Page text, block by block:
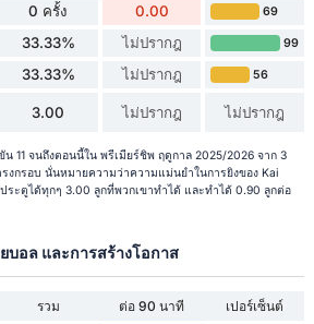
0 ครั้ง 0.00 69
33.33% ไม่ปรากฎ 99
33.33% ไม่ปรากฎ 56
3.00 ไม่ปรากฎ ไม่ปรากฎ
น 11 จนถึงตอนนี้ใน พรีเมียร์ชิพ ฤดูกาล 2025/2026 จาก 3
รงกรอบ นั่นหมายความว่าความแม่นยำในการยิงของ Kai
ระตูได้ทุกๆ 3.00 ลูกที่พวกเขาทำได้ และทำได้ 0.90 ลูกต่อ
บอล และการสร้างโอกาส
รวม ต่อ 90 นาที
เปอร์เซ็นต์